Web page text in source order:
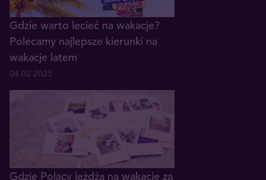
Gdzie warto lecieć na wakacje?
Polecamy najlepsze kierunki na
wakacje latem
04.02.2025
Gdzie Polacy jeżdżą na wakacje za